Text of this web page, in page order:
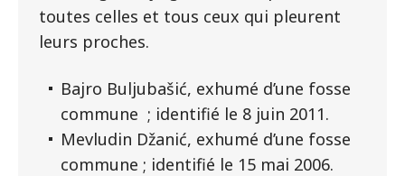
toutes celles et tous ceux qui pleurent
leurs proches.
Bajro Buljubašić, exhumé d’une fosse
commune ; identifié le 8 juin 2011.
Mevludin Džanić, exhumé d’une fosse
commune ; identifié le 15 mai 2006.